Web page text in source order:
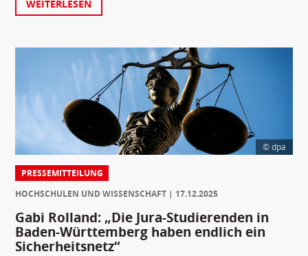
WEITERLESEN
© dpa
PRESSEMITTEILUNG
HOCHSCHULEN UND WISSENSCHAFT
17.12.2025
Gabi Rolland: „Die Jura-Studierenden in
Baden-Württemberg haben endlich ein
Sicherheitsnetz“